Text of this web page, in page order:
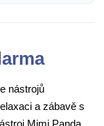
nástrojů
a zábavě s
Mimi Panda